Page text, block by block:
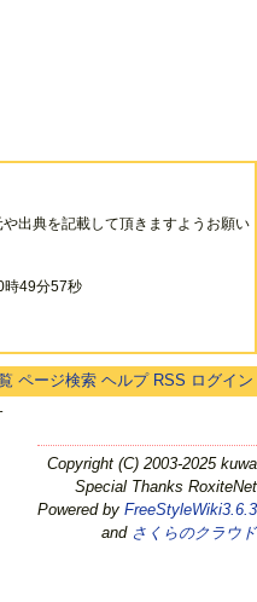
出典を記載して頂きますようお願い
時49分57秒
ページ検索 ヘルプ RSS ログイン
Copyright (C) 2003-2025 kuwa
Special Thanks RoxiteNet
Powered by FreeStyleWiki3.6.3
and さくらのクラウド